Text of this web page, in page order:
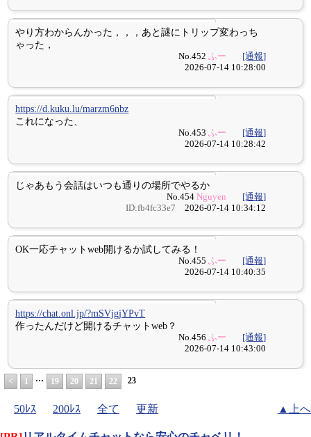
やり方わからんかった，，，あと謎にトリップ変わっち
ゃった，
No.452ふー
[通報]
2026-07-14 10:28:00
https://d.kuku.lu/marzm6nbz
これになった、
No.453ふー
[通報]
2026-07-14 10:28:42
じゃあもう会話はいつも通りの場所でやるか
No.454Nguyen
[通報]
ID:fb4fc33e7 2026-07-14 10:34:12
OK一応チャットweb開けるか試してみる！
No.455ふー
[通報]
2026-07-14 10:40:35
https://chat.onl.jp/?mSVjgjYPvT
作ったんだけど開けるチャットweb？
No.456ふー
[通報]
2026-07-14 10:43:00
< 1 … 19 20 21 22 23
50ﾚｽ 200ﾚｽ 全て 更新 ▲上へ